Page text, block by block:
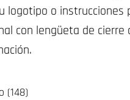
(148)
logotipo o instrucciones
con lengüeta de